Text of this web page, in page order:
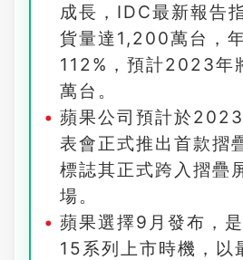
成長，IDC最新報告
貨量達1,200萬台，
112%，預計2023年
萬台。
蘋果公司預計於
表會正式推出首款摺
標誌其正式跨入摺疊
場。
蘋果選擇9月發布，
15系列上市時機，以